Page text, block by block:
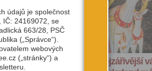
i
Zažijte ty nejzářivější
údajů je společnost
IČ: 24169072, se
663/28, PSČ
(„Správce“).
webových
(„stránky“) a